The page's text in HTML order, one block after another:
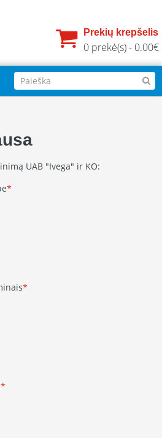
Prekių krepšelis
0 prekė(s) - 0.00€
UAB "Ivega" ir KO: